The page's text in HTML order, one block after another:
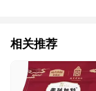
相关推荐